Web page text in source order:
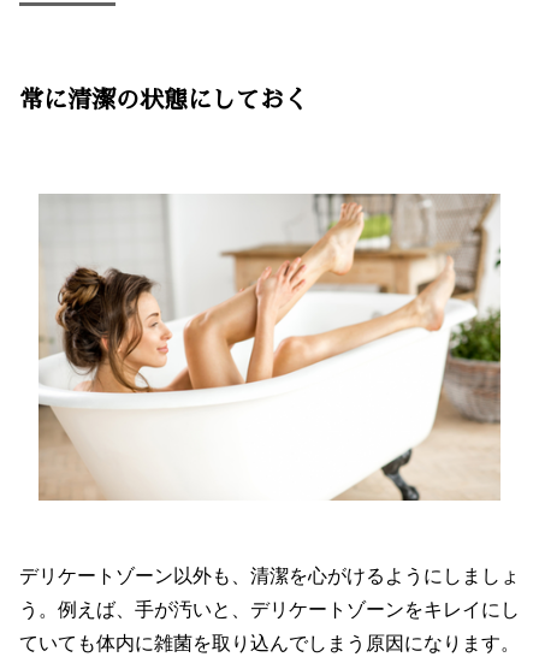
常に清潔の状態にしておく
デリケートゾーン以外も、清潔を心がけるようにしましょ
う。例えば、手が汚いと、デリケートゾーンをキレイにし
ていても体内に雑菌を取り込んでしまう原因になります。